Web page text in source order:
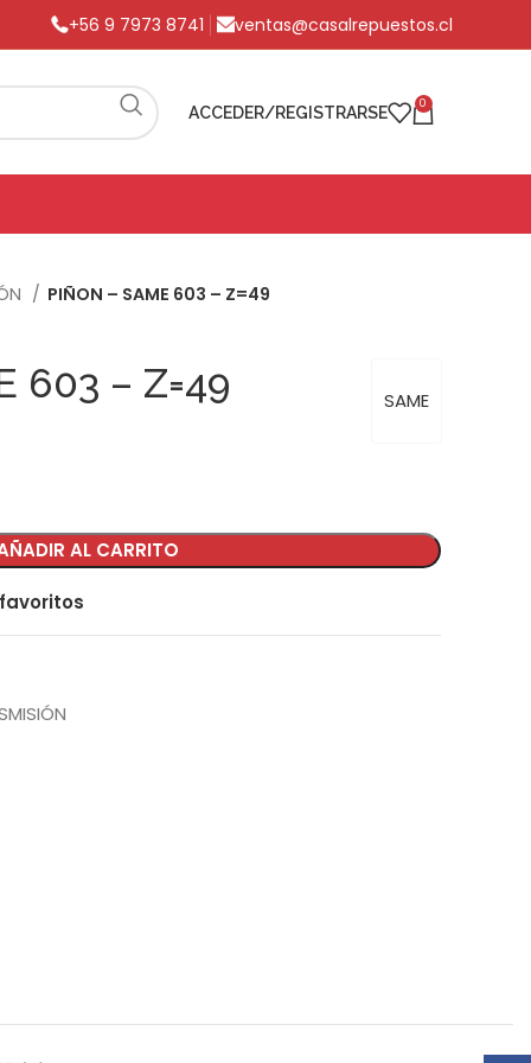
+56 9 7973 8741 ventas@casalrepuestos.cl
ACCEDER/REGISTRARSE 0
PIÑON – SAME 603 – Z=49
SAME
603 – Z=49
AL CARRITO